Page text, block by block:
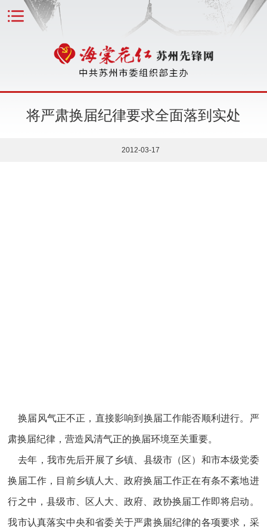
将严肃换届纪律要求全面落到实处
2012-03-17
换届风气正不正，直接影响到换届工作能否顺利进行。严
肃换届纪律，营造风清气正的换届环境至关重要。
去年，我市先后开展了乡镇、县级市（区）和市本级党委
换届工作，目前乡镇人大、政府换届工作正在有条不紊地进
行之中，县级市、区人大、政府、政协换届工作即将启动。
我市认真落实中央和省委关于严肃换届纪律的各项要求，采